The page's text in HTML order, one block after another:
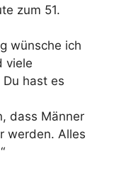
zum 51.
wünsche ich
viele
hast es
dass Männer
werden. Alles